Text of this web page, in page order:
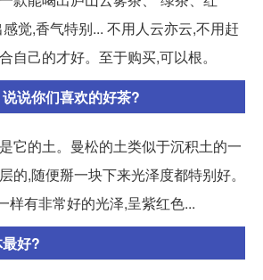
觉,香气特别... 不用人云亦云,不用赶
自己的才好。至于购买,可以根。
说你们喜欢的好茶?
它的土。曼松的土类似于沉积土的一
的,随便掰一块下来光泽度都特别好。
样有非常好的光泽,呈紫红色...
好?